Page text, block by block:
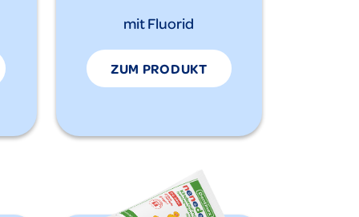
mit Fluorid
ZUM PRODUKT